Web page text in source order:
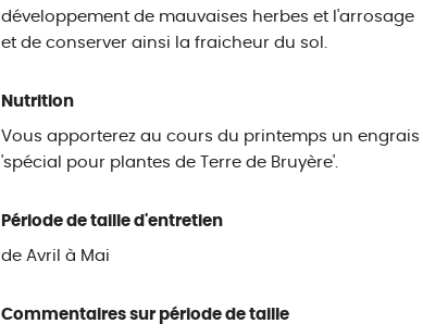
développement de mauvaises herbes et l'arrosage
et de conserver ainsi la fraicheur du sol.
Nutrition
Vous apporterez au cours du printemps un engrais
'spécial pour plantes de Terre de Bruyère'.
Période de taille d'entretien
de Avril à Mai
Commentaires sur période de taille